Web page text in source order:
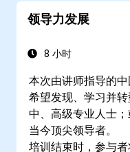
领导力发展
8 小时
本次由讲师指导的
希望发现、学习并转
中、高级专业人士
当今顶尖领导者。
培训结束时，参与者